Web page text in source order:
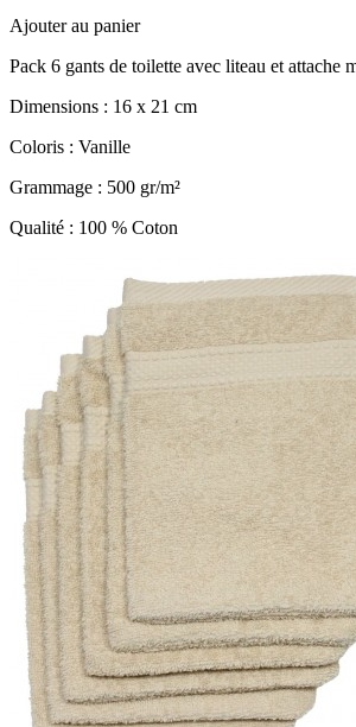
Ajouter au panier
Pack 6 gants de toilette avec liteau et attache
Dimensions : 16 x 21 cm
Coloris : Vanille
Grammage : 500 gr/m²
Qualité : 100 % Coton